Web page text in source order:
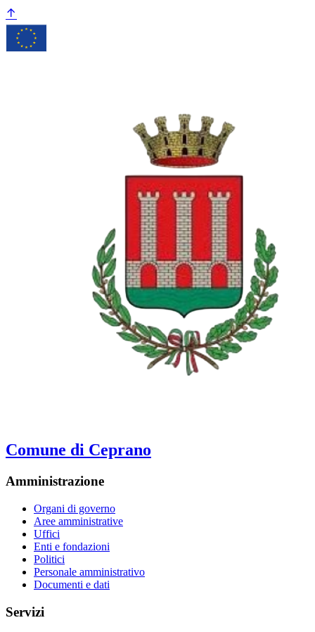
Comune di Ceprano
Amministrazione
Organi di governo
Aree amministrative
Uffici
Enti e fondazioni
Politici
Personale amministrativo
Documenti e dati
Servizi